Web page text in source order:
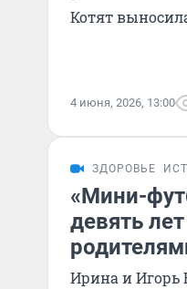
Котят
4 июня, 2026, 13:00
ЗДОРОВЬЕ
«Мини-
девять
Ирина и Игорь